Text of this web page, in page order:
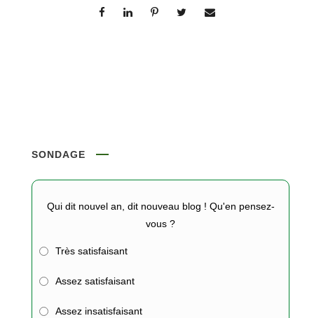
SONDAGE
Qui dit nouvel an, dit nouveau blog ! Qu'en pensez-
vous ?
Très satisfaisant
Assez satisfaisant
Assez insatisfaisant